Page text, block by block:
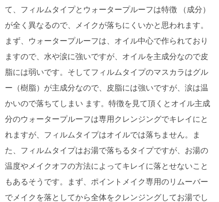
て、フィルムタイプとウォータープルーフは特徴 （成分）
が全く異なるので、メイクが落ちにくいかと思われます。
まず、ウォータープルーフは、オイル中心で作られており
ますので、水や涙に強いですが、オイルを主成分なので皮
脂には弱いです。そしてフィルムタイプのマスカラはグル
ー（樹脂）が主成分なので、皮脂には強いですが、涙は温
かいので落ちてしまい ます。特徴を見て頂くとオイル主成
分のウォータープルーフは専用クレンジングでキレイにと
れますが、フィルムタイプはオイルでは落ちません。ま
た、フィルムタイプはお湯で落ちるタイプですが、お湯の
温度やメイクオフの方法によってキレイに落とせないこと
もあるそうです。まず、ポイントメイク専用のリムーバー
でメイクを落としてから全体をクレンジングしてお湯でし